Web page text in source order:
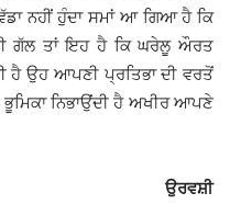
ਨਹੀਂ ਹੁੰਦਾ ਸਮਾਂ ਆ ਗਿਆ ਹੈ ਕਿ
ਗੱਲ ਤਾਂ ਇਹ ਹੈ ਕਿ ਘਰੇਲੂ ਔਰਤ
ਉਹ ਆਪਣੀ ਪ੍ਰਤਿਭਾ ਦੀ ਵਰਤੋਂ
ਨਿਭਾਉਂਦੀ ਹੈ ਅਖੀਰ ਆਪਣੇ
ਉਰਵਸ਼ੀ